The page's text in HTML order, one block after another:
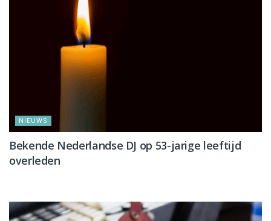
NIEUWS
Bekende Nederlandse DJ op 53-jarige leeftijd
overleden